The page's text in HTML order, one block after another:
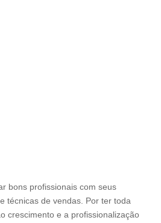
bons profissionais com seus
técnicas de vendas. Por ter toda
crescimento e a profissionalização